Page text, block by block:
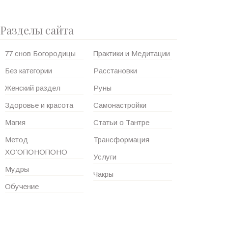
Разделы сайта
77 снов Богородицы
Без категории
Женский раздел
Здоровье и красота
Магия
Метод
ХО’ОПОНОПОНО
Мудры
Обучение
Практики и Медитации
Расстановки
Руны
Самонастройки
Статьи о Тантре
Трансформация
Услуги
Чакры